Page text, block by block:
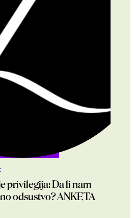
privilegija: Da li nam
odsustvo? ANKETA